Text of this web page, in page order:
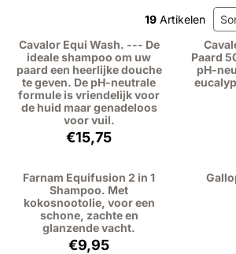
19 Artikelen
Cavalor Equi Wash. --- De
ideale shampoo om uw
paard een heerlijke douche
te geven. De pH-neutrale
formule is vriendelijk voor
de huid maar genadeloos
voor vuil.
Prijs: 15,75, exclusief btw:
€15,75
Paard
pH-
Farnam Equifusion 2 in 1
Shampoo. Met
kokosnootolie, voor een
schone, zachte en
glanzende vacht.
Prijs: 9,95, exclusief btw:
€9,95